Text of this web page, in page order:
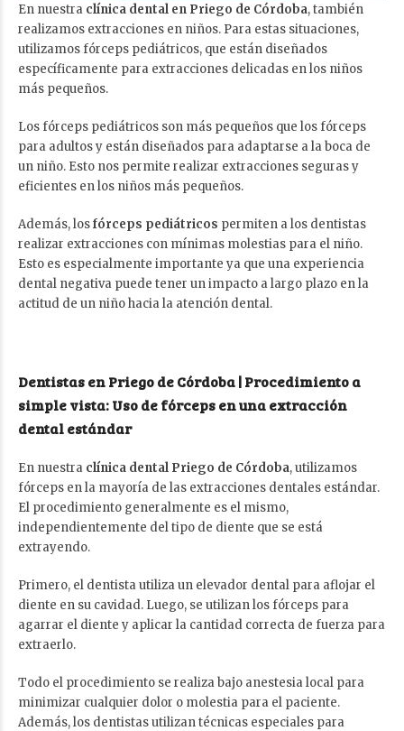
En nuestra clínica dental en Priego de Córdoba, también
realizamos extracciones en niños. Para estas situaciones,
utilizamos fórceps pediátricos, que están diseñados
específicamente para extracciones delicadas en los niños
más pequeños.
Los fórceps pediátricos son más pequeños que los fórceps
para adultos y están diseñados para adaptarse a la boca de
un niño. Esto nos permite realizar extracciones seguras y
eficientes en los niños más pequeños.
Además, losfórceps pediátricos permiten a los dentistas
realizar extracciones con mínimas molestias para el niño.
Esto es especialmente importante ya que una experiencia
dental negativa puede tener un impacto a largo plazo en la
actitud de un niño hacia la atención dental.
Dentistas en Priego de Córdoba | Procedimiento a
simple vista: Uso de fórceps en una extracción
dental estándar
En nuestra clínica dental Priego de Córdoba, utilizamos
fórceps en la mayoría de las extracciones dentales estándar.
El procedimiento generalmente es el mismo,
independientemente del tipo de diente que se está
extrayendo.
Primero, el dentista utiliza un elevador dental para aflojar el
diente en su cavidad. Luego, se utilizan los fórceps para
agarrar el diente y aplicar la cantidad correcta de fuerza para
extraerlo.
Todo el procedimiento se realiza bajo anestesia local para
minimizar cualquier dolor o molestia para el paciente.
Además, los dentistas utilizan técnicas especiales para